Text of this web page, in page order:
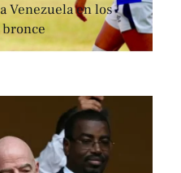
Venezuela en los